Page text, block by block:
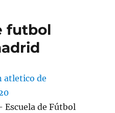
futbol
Escuela de Fútbol